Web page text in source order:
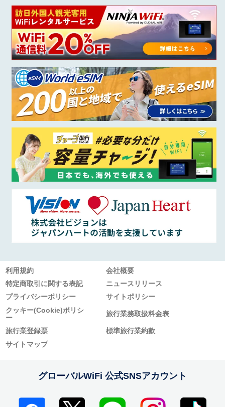
利用規約
会社概要
特定商取引に関する表記
ニュースリリース
プライバシーポリシー
サイトポリシー
クッキー(Cookie)ポリシ
ー
旅行業務取扱料金表
旅行業登録票
標準旅行業約款
サイトマップ
グローバルWiFi 公式SNSアカウント